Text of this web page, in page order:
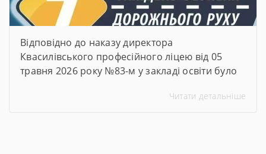
Відповідно до наказу директора
Квасилівського професійного ліцею від 05
травня 2026 року №83-м у закладі освіти було
дорожнього руху. Упродовж тижня педагогічні
Читати детальніше